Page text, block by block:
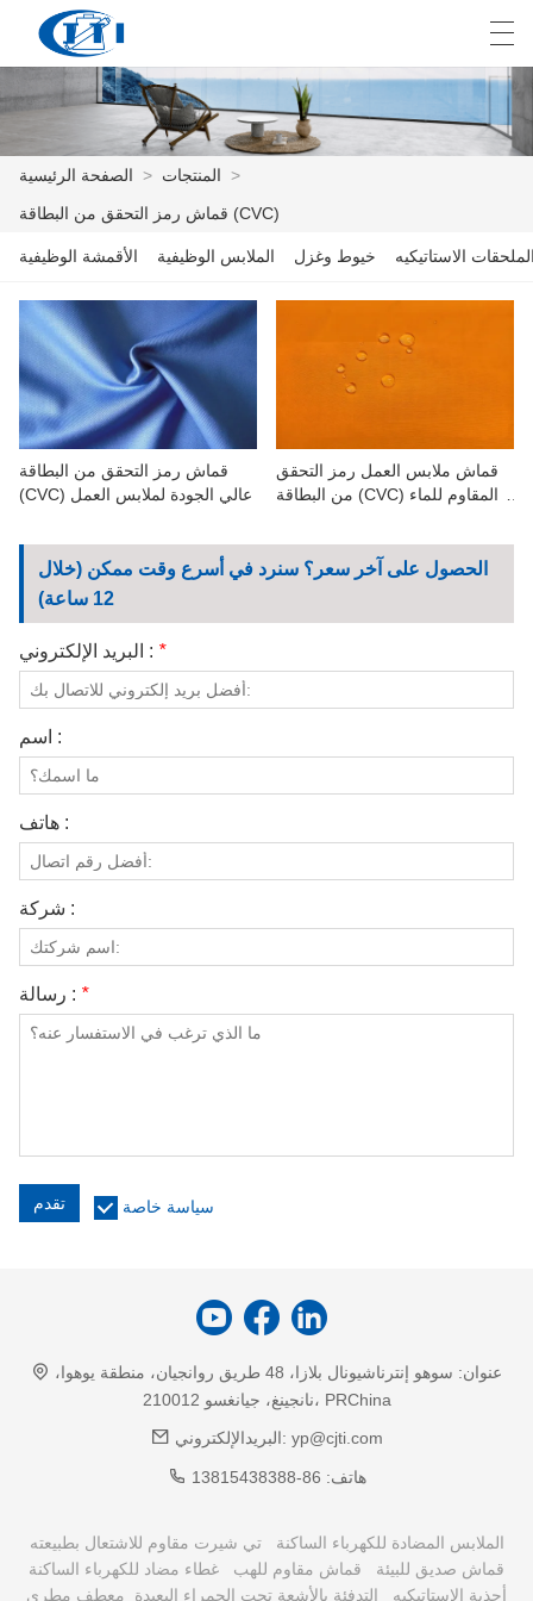
الصفحة الرئيسية
التخصيص
معلومات عنا
أخبار
صناعة
الاتصال بنا
مقاطع الفيديو
العربية česky Deutsch
الصفحة الرئيسية > المنتجات >
قماش رمز التحقق من البطاقة (CVC)
الأقمشة الوظيفية الملابس الوظيفية خيوط وغزل الاستاتيكيه
قماش رمز التحقق من البطاقة
(CVC) عالي الجودة لملابس العمل
قماش ملابس العمل رمز التحقق
من البطاقة (CVC) المقاوم للماء
الحصول على آخر سعر؟ سنرد في أسرع وقت ممكن (خلال
12 ساعة)
البريد الإلكتروني : *
اسم :
هاتف :
شركة :
رسالة : *
تقدم سياسة خاصة
عنوان:
سوهو إنترناشيونال بلازا، 48 طريق روانجيان، منطقة يوهوا،
نانجينغ، جيانغسو 210012، PRChina
البريدالإلكتروني: yp@cjti.com
هاتف: 86-13815438388
الملابس المضادة للكهرباء الساكنة
تي شيرت مقاوم للاشتعال بطبيعته
قماش صديق للبيئة
قماش مقاوم للهب
غطاء مضاد للكهرباء الساكنة
أحذية الاستاتيكيه
التدفئة بالأشعة تحت الحمراء البعيدة معطف مطري